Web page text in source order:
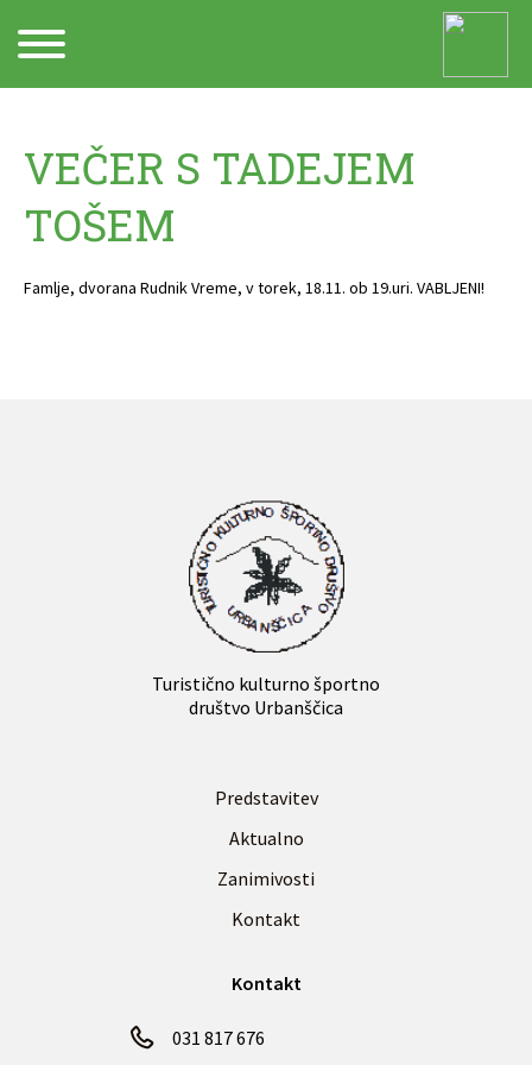
VEČER S TADEJEM
TOŠEM
Famlje, dvorana Rudnik Vreme, v torek, 18.11. ob 19.uri. VABLJENI!
Turistično kulturno športno
društvo Urbanščica
Predstavitev
Aktualno
Zanimivosti
Kontakt
Kontakt
031 817 676